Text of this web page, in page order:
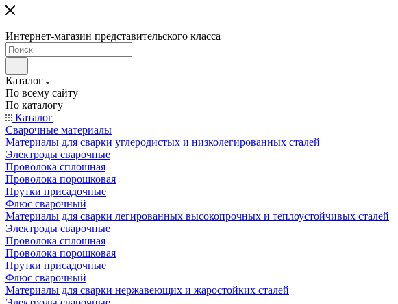
Интернет-магазин представительского класса
Каталог
По всему сайту
По каталогу
Каталог
Сварочные материалы
Материалы для сварки углеродистых и низколегированных сталей
Электроды сварочные
Проволока сплошная
Проволока порошковая
Прутки присадочные
Флюс сварочный
Материалы для сварки легированных высокопрочных и теплоустойчивых сталей
Электроды сварочные
Проволока сплошная
Проволока порошковая
Прутки присадочные
Флюс сварочный
Материалы для сварки нержавеющих и жаростойких сталей